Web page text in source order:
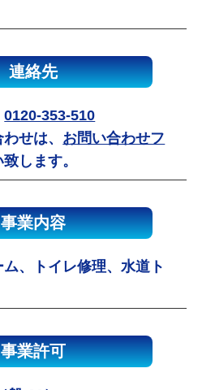
連絡先
0120-353-510
せは、 お問い合わせフ
します。
事業内容
、トイレ修理、水道ト
事業許可